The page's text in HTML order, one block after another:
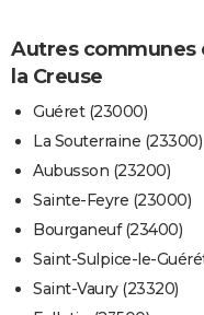
Autres communes
la Creuse
Guéret (23000)
La Souterraine (23300)
Aubusson (23200)
Sainte-Feyre (23000)
Bourganeuf (23400)
Saint-Sulpice-le-
Saint-Vaury (23320)